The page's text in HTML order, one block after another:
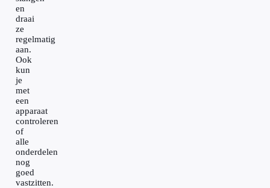
en
draai
ze
regelmatig
aan.
Ook
kun
je
met
een
apparaat
controleren
of
alle
onderdelen
nog
goed
vastzitten.